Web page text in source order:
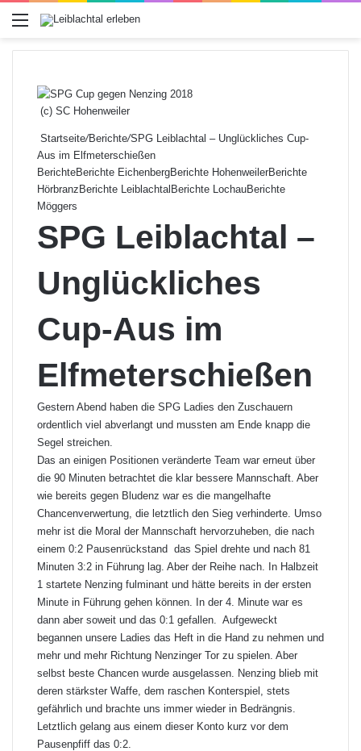
Menü
(c) SC Hohenweiler
Startseite/Berichte/SPG Leiblachtal – Unglückliches Cup-
Aus im Elfmeterschießen
BerichteBerichte EichenbergBerichte HohenweilerBerichte
Hörbranz Berichte Leiblachtal Berichte LochauBerichte
Möggers
SPG Leiblachtal –
Unglückliches
Cup-Aus im
Elfmeterschießen
Gestern Abend haben die SPG Ladies den Zuschauern
ordentlich viel abverlangt und mussten am Ende knapp die
Segel streichen.
Das an einigen Positionen veränderte Team war erneut über
die 90 Minuten betrachtet die klar bessere Mannschaft. Aber
wie bereits gegen Bludenz war es die mangelhafte
Chancenverwertung, die letztlich den Sieg verhinderte. Umso
mehr ist die Moral der Mannschaft hervorzuheben, die nach
einem 0:2 Pausenrückstand das Spiel drehte und nach 81
Minuten 3:2 in Führung lag. Aber der Reihe nach. In Halbzeit
1 startete Nenzing fulminant und hätte bereits in der ersten
Minute in Führung gehen können. In der 4. Minute war es
dann aber soweit und das 0:1 gefallen. Aufgeweckt
begannen unsere Ladies das Heft in die Hand zu nehmen und
mehr und mehr Richtung Nenzinger Tor zu spielen. Aber
selbst beste Chancen wurde ausgelassen. Nenzing blieb mit
deren stärkster Waffe, dem raschen Konterspiel, stets
gefährlich und brachte uns immer wieder in Bedrängnis.
Letztlich gelang aus einem dieser Konto kurz vor dem
Pausenpfiff das 0:2.